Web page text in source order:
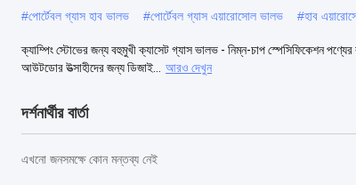
#পোর্টেবল গ্যাস হাব ভালভ #পোর্টেবল গ্যাস এয়ারোসোল ভালভ #হাব
ক্যাম্পিং স্টোভের জন্য বহুমুখী ক্যাসেট গ্যাস ভালভ - নিম্ন-চাপ স্পেসিফিকেশন
আউটডোর উত্সাহীদের জন্য ডিজাই...
আরও দেখুন
দর্শনার্থীর বার্তা
এখনো জনসমক্ষে কোন মন্তব্য নেই